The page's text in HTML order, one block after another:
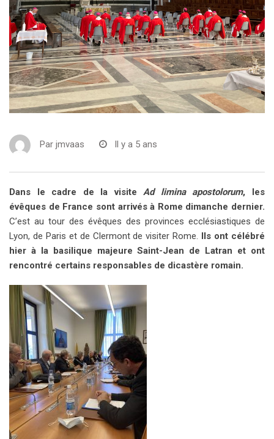
Par jmvaas Il y a 5 ans
Dans le cadre de la visite Ad limina apostolorum, les
évêques de France sont arrivés à Rome dimanche dernier.
C’est au tour des évêques des provinces ecclésiastiques de
Lyon, de Paris et de Clermont de visiter Rome. Ils ont célébré
hier à la basilique majeure Saint-Jean de Latran et ont
rencontré certains responsables de dicastère romain.